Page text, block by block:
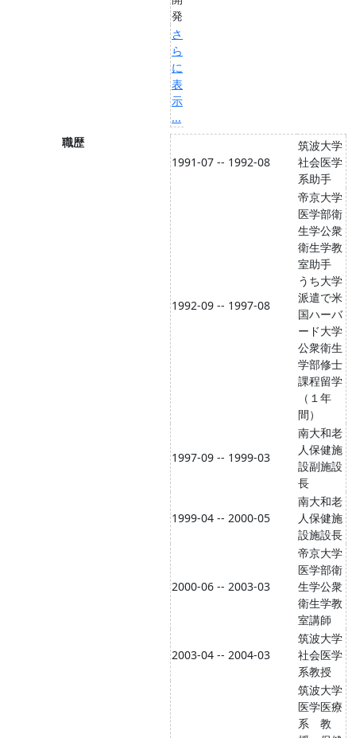
発
さ
ら
に
表
示
...
職歴
1991-07 -- 1992-08
筑波大学
社会医学
系助手
1992-09 -- 1997-08
帝京大学
医学部衛
生学公衆
衛生学教
室助手
うち大学
派遣で米
国ハーバ
ード大学
公衆衛生
学部修士
課程留学
（１年
間）
1997-09 -- 1999-03
南大和老
人保健施
設副施設
長
1999-04 -- 2000-05
南大和老
人保健施
設施設長
2000-06 -- 2003-03
帝京大学
医学部衛
生学公衆
衛生学教
室講師
2003-04 -- 2004-03
筑波大学
社会医学
系教授
筑波大学
医学医療
系 教